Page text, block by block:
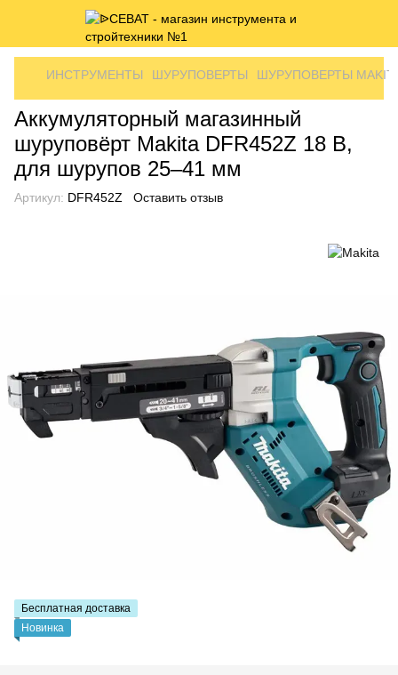
ИНСТРУМЕНТЫ ШУРУПОВЕРТЫ ШУРУПОВЕРТЫ
Аккумуляторный магазинный
шуруповёрт Makita DFR452Z 18 В,
для шурупов 25–41 мм
Артикул: DFR452Z Оставить отзыв
Бесплатная доставка
Новинка